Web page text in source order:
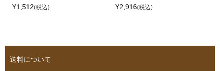
¥1,512 税込 ¥2,916 税込
送料について